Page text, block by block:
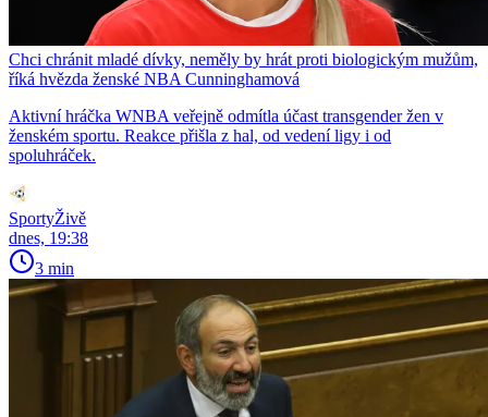
Chci chránit mladé dívky, neměly by hrát proti biologickým mužům,
říká hvězda ženské NBA Cunninghamová
Aktivní hráčka WNBA veřejně odmítla účast transgender žen v
ženském sportu. Reakce přišla z hal, od vedení ligy i od
spoluhráček.
SportyŽivě
dnes, 19:38
3 min